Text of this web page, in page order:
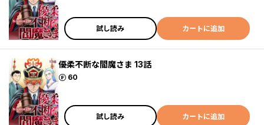
試し読み カートに追加
優柔不断な閻魔さま 13話
60
ポイント
試し読み カートに追加